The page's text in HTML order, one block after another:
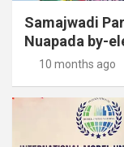
Samajwadi
Nuapada by-
10 months ago